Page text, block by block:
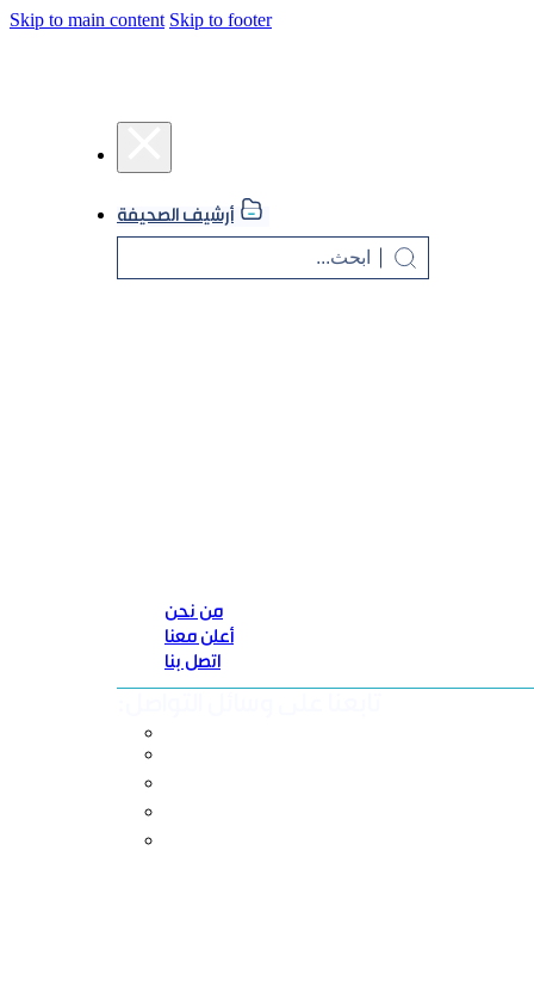
Skip to main content Skip to footer
أرشيف الصحيفة
من نحن
أعلن معنا
اتصل بنا